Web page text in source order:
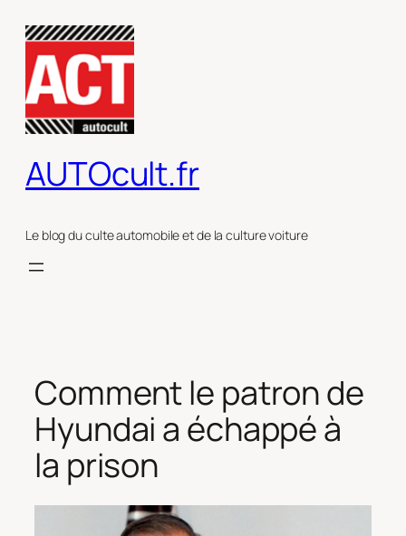
contenu
AUTOcult.fr
Le blog du culte automobile et de la culture voiture
Comment le patron de
Hyundai a échappé à
la prison